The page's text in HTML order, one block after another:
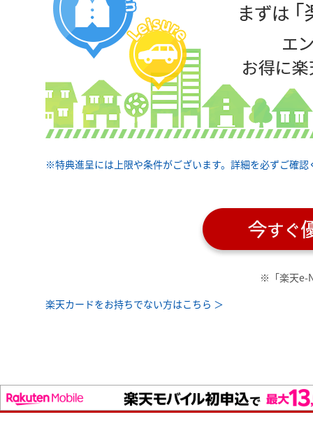
※特典進呈には上限や条件がございます。詳細を必ずご確認
※「楽天e-
楽天カードをお持ちでない方はこちら ＞